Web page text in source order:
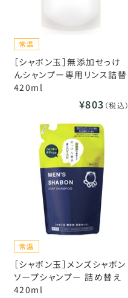
［シャボン玉］無添加せっけ
んシャンプー専用リンス詰替
420ml
¥803 （税込）
［シャボン玉］メンズシャボン
ソープシャンプー 詰め替え
420ml